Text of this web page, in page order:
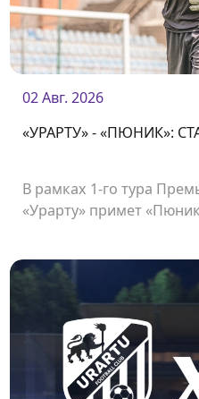
02 Авг. 2026
«УРАРТУ» - «ПЮНИК»:
В рамках 1-го тура
«Урарту» примет